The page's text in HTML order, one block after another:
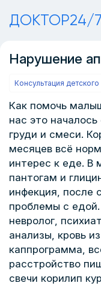
ДОКТОР24/7
Нарушение
Консультация детского
Как помочь
нас это
груди и смеси.
месяцев всё
интерес к еде. В
пантогам и
инфекция, после
проблемы с
невролог,
анализы, кровь
каппрограмма,
расстройство
свечи корилип